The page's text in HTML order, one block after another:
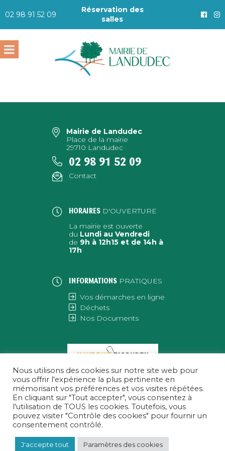
02 98 91 52 09
Réservation des
salles
Mairie de Landudec
Place de la mairie
29710 Landudec
02 98 91 52 09
Contact
HORAIRES D'OUVERTURE
La mairie est ouverte
du Lundi au Vendredi
de 9h à 12h15 et de 14h à
17h
INFORMATIONS PRATIQUES
Vos démarches en ligne
Déchets
Nos Documents
Nous utilisons des cookies sur notre site web pour
vous offrir l'expérience la plus pertinente en
mémorisant vos préférences et vos visites répétées.
En cliquant sur "Tout accepter", vous consentez à
l'utilisation de TOUS les cookies. Toutefois, vous
pouvez visiter "Contrôle des cookies" pour fournir un
consentement contrôlé.
J'accepte tout Paramètres des cookies